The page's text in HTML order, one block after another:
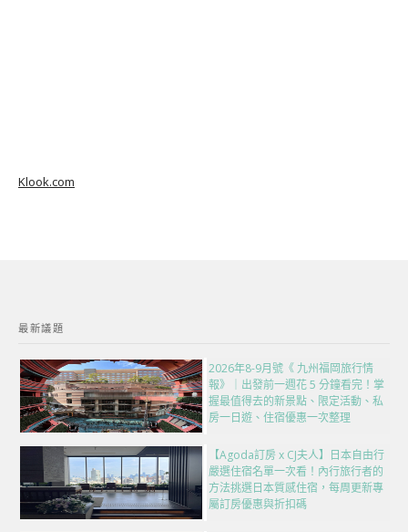
Klook.com
最新議題
2026年8-9月號《 九州福岡旅行情
報》｜出發前一週花 5 分鐘看完！掌
握最值得去的新景點、限定活動、私
房一日遊、住宿優惠一次整理
【Agoda訂房 x CJ夫人】日本自由行
嚴選住宿名單一次看！內行旅行者的
方法挑選日本質感住宿，每周更新專
屬訂房優惠與折扣碼